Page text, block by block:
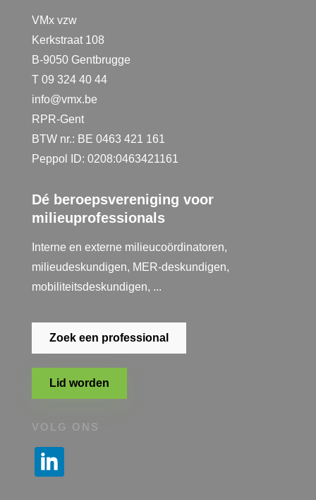
VMx vzw
Kerkstraat 108
B-9050 Gentbrugge
T 09 324 40 44
info@vmx.be
RPR-Gent
BTW nr.: BE 0463 421 161
Peppol ID: 0208:0463421161
Dé beroepsvereniging voor
milieuprofessionals
Interne en externe milieucoördinatoren,
milieudeskundigen, MER-deskundigen,
mobiliteitsdeskundigen, ...
Zoek een professional
Lid worden
VOLG ONS